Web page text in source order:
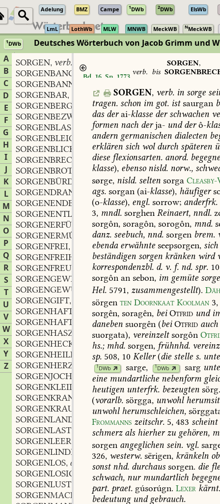
Adelung BMZ Campe 1DWb 2DWb ElsWb
LmL LothWb MLW MNWB MeckWB NMeckWB
1DWb Deutsches Wörterbuch von Jacob Grimm und
A
B
C
D
E
F
G
H
I
J
K
L
M
N
O
P
Q
R
S
T
U
V
W
X
Y
Z
SORGEN, verb.
SORGENBANG
adj.
SORGENBANN
SORGENBAR,
SORGENBERG
SORGENBEZWINGER, m.
SORGENBLASZ
adj.
SORGENBLEICH
adj.
SORGENBLICK
SORGENBRECHER
,m.
SORGENBROT
SORGENBÜRDE
SORGENDRANG
m.
SORGENENDE
SORGENENTLASTERIN,f.
SORGENERFÜLLT
part.
SORGENERMÜDET
,part
SORGENFREI,
SORGENFREIHEIT
f.
SORGENFREUND
m.
SORGENGEWIRR
n.
SORGENGEWÜHL
n.
SORGENGIFT,
SORGENHAFT
SORGENHAFT
SORGENHASZ
SORGENHECKE
SORGENHEILER
m.
SORGENHERZ
SORGENJOCH
SORGENKLEIDER
SORGENKRANK
adj.
SORGENKRAUT
SORGENLAND
SORGENLAST,
SORGENLEER
SORGENLINDERER
,m.
SORGENLOS, adj.
SORGENLOSIGKEIT f.
SORGENLUST,
SORGENMACHER
,m.
Bd. 16, Sp. 1773
SORGEN,
verb. bis
SORGEN, verb. insorge
tragen. schon im got. istsaurgan
das derai-klasse derschwachen
formen nach derja- undderô-
andern germanischen dialecten
erklären sich woldurch späteren
diese flexionsarten. anord.
klasse), ebensonisld. norw.,
sørge, nisld. selten sorga Cleasby-
ags. sorgan (ai-klasse), häufiger
(o-klasse), engl. sorrow; anderfrk.
3, mndl. sorghen Reinaert, nndl.
sorgôn, soragôn, sorogôn, mnd.
danz. seebuch, nnd. sorgen brem.
ebendaerwähnte seepsorgen, sich
beständigen sorgen kränken wird
korrespondenzbl. d. v. f. nd. spr.
sorgôn an sebon, im gemüte sorge
Hel. 5791, zusammengestellt).
sörgen ten Doornkaat Koolman 3,
sorgên, soragên, bei Otfrid und
daneben suorgên (bei Otfrid auch
suorgata), vereinzeltsorgôn
hs.;mhd. sorgen, frühnhd.
sp. 508, 10 Keller(die stelle s.
1DWb sarge, 1DWb sarg
eine mundartliche nebenform
heutigen unterfrk. bezeugten
(vorarlb. sörgga, unwohl
unwohlherumschleichen,
Frommanns zeitschr. 5, 483 scheint
schmerzals hierherzu gehören,
sorgen angeglichen sein. vgl.
326, westerw. sërigen, kränkeln
sonstnhd. durchaus sorgen. die
schwach, nurmundartlich
part. praet. gúsorúgn. Lexer
bedeutungundgebrauch.